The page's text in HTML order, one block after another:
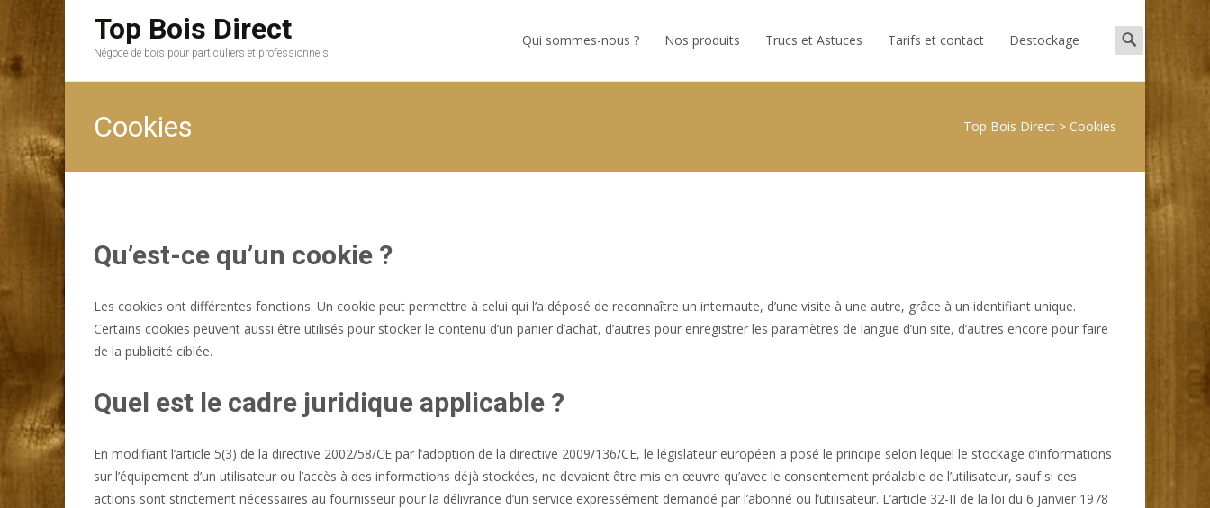
Top Bois Direct
Négoce de bois pour particuliers et professionnels
Qui sommes-nous ? Nos produits Trucs et Astuces Tarifs et contact Destockage
Search
for:
Cookies Top Bois Direct > Cookies
Qu’est-ce qu’un cookie ?
Les cookies ont différentes fonctions. Un cookie peut permettre à celui qui l’a déposé de reconnaître un internaute, d’une visite à une autre, grâce à un identifiant unique.
Certains cookies peuvent aussi être utilisés pour stocker le contenu d’un panier d’achat, d’autres pour enregistrer les paramètres de langue d’un site, d’autres encore pour faire
de la publicité ciblée.
Quel est le cadre juridique applicable ?
En modifiant l’article 5(3) de la directive 2002/58/CE par l’adoption de la directive 2009/136/CE, le législateur européen a posé le principe selon lequel le stockage d’informations
sur l’équipement d’un utilisateur ou l’accès à des informations déjà stockées, ne devaient être mis en œuvre qu’avec le consentement préalable de l’utilisateur, sauf si ces
actions sont strictement nécessaires au fournisseur pour la délivrance d’un service expressément demandé par l’abonné ou l’utilisateur. L’article 32-II de la loi du 6 janvier 1978